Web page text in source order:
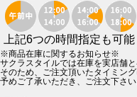
上記6つの時間指定も可能
※商品在庫に関するお知らせ※
サクラスタイルでは在庫を実店舗
そのため、ご注文頂いたタイミン
予めご了承いただき、ご注文下さ